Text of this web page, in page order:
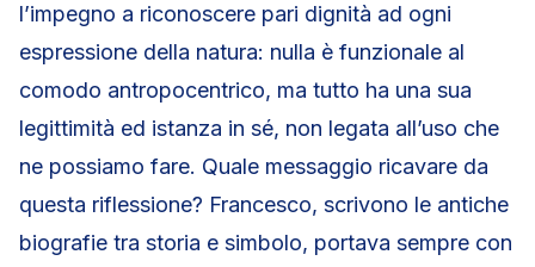
l’impegno a riconoscere pari dignità ad ogni
espressione della natura: nulla è funzionale al
comodo antropocentrico, ma tutto ha una sua
legittimità ed istanza in sé, non legata all’uso che
ne possiamo fare. Quale messaggio ricavare da
questa riflessione? Francesco, scrivono le antiche
biografie tra storia e simbolo, portava sempre con